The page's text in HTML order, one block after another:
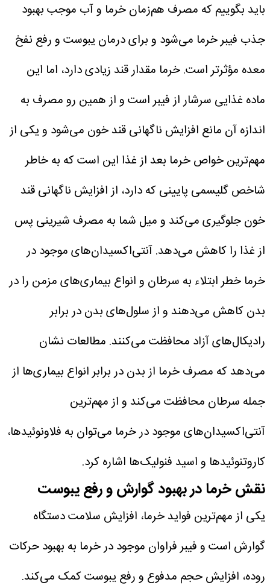
باید بگوییم که مصرف هم‌زمان خرما و آب موجب بهبود
جذب فیبر خرما می‌شود و برای درمان یبوست و رفع نفخ
معده مؤثرتر است.خرما مقدار قند زیادی دارد، اما این
ماده غذایی سرشار از فیبر است و از همین رو مصرف به
اندازه آن مانع افزایش ناگهانی قند خون می‌شود و یکی از
مهم‌ترین خواص خرما بعد از غذا این است که به خاطر
شاخص گلیسمی پایینی که دارد، از افزایش ناگهانی قند
خون جلوگیری می‌کند و میل شما به مصرف شیرینی پس
از غذا را کاهش می‌دهد.آنتی‌اکسیدان‌های موجود در
خرما خطر ابتلاء به سرطان و انواع بیماری‌های مزمن را در
بدن کاهش می‌دهند و از سلول‌های بدن در برابر
رادیکال‌های آزاد محافظت می‌کنند. مطالعات نشان
می‌دهد که مصرف خرما از بدن در برابر انواع بیماری‌ها از
جمله سرطان محافظت می‌کند و از مهم‌ترین
آنتی‌اکسیدان‌های موجود در خرما می‌توان به فلاونوئیدها،
کاروتنوئیدها و اسید فنولیک‌ها اشاره کرد.
نقش خرما در بهبود گوارش و رفع یبوست
یکی از مهم‌ترین فواید خرما، افزایش سلامت دستگاه
گوارش است و فیبر فراوان موجود در خرما به بهبود حرکات
روده، افزایش حجم مدفوع و رفع یبوست کمک می‌کند.